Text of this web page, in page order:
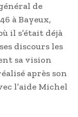
de
à Bayeux,
il s’était déjà
discours les
sa vision
après son
l’aide Michel